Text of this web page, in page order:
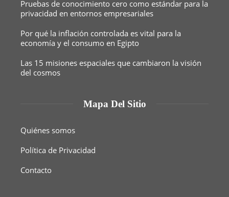
Pruebas de conocimiento cero como estándar para la
privacidad en entornos empresariales
Por qué la inflación controlada es vital para la
economía y el consumo en Egipto
Las 15 misiones espaciales que cambiaron la visión
del cosmos
Mapa Del Sitio
Quiénes somos
Política de Privacidad
Contacto